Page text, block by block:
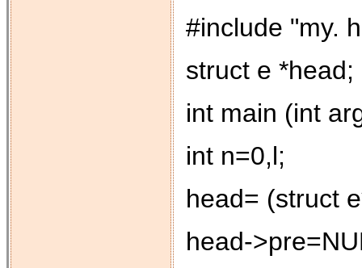
#include "my.
struct e *head;
int main (int
int n=0,l;
head= (struct
head-